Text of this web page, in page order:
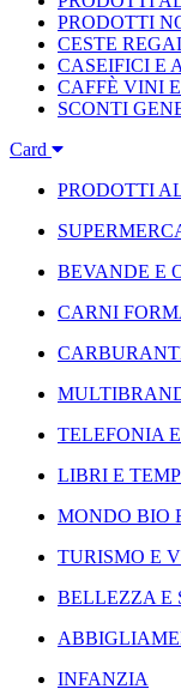
PRODOTTI
CESTE
CASEIFICI E
CAFFÈ VINI
SCONTI
Card
PRODOTTI
BEVANDE E
CARNI
TELEFONIA
LIBRI E
MONDO BIO
TURISMO E
BELLEZZA E
INFANZIA